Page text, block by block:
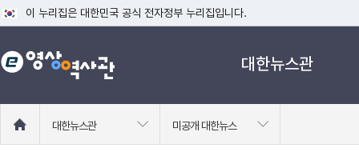
이 누리집은 대한민국 공식 전자정부 누리집입니다.
공식 누리집 주소 확인하기
go.kr 주소를 사용하는 누리집은 대한민국 정부기관이 관리하는 누리집입니
대한뉴스관
로
대한뉴스관 미공개 대한뉴스